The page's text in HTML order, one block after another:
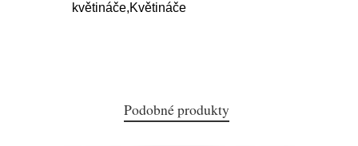
květináče,Květináče
Podobné produkty